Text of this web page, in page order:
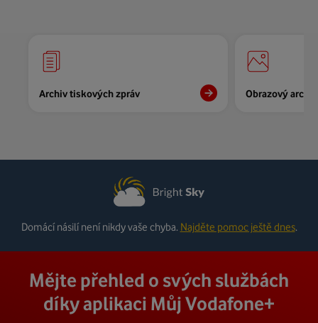
Archiv tiskových zpráv Obrazový archiv
Domácí násilí není nikdy vaše chyba. Najděte pomoc ještě dnes.
Mějte přehled o svých službách
díky aplikaci Můj Vodafone+